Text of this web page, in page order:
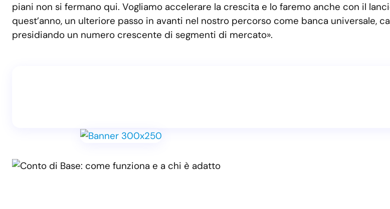
piani non si fermano qui. Vogliamo accelerare la crescita e lo faremo anche con il
quest’anno, un ulteriore passo in avanti nel nostro percorso come banca universale,
presidiando un numero crescente di segmenti di mercato».